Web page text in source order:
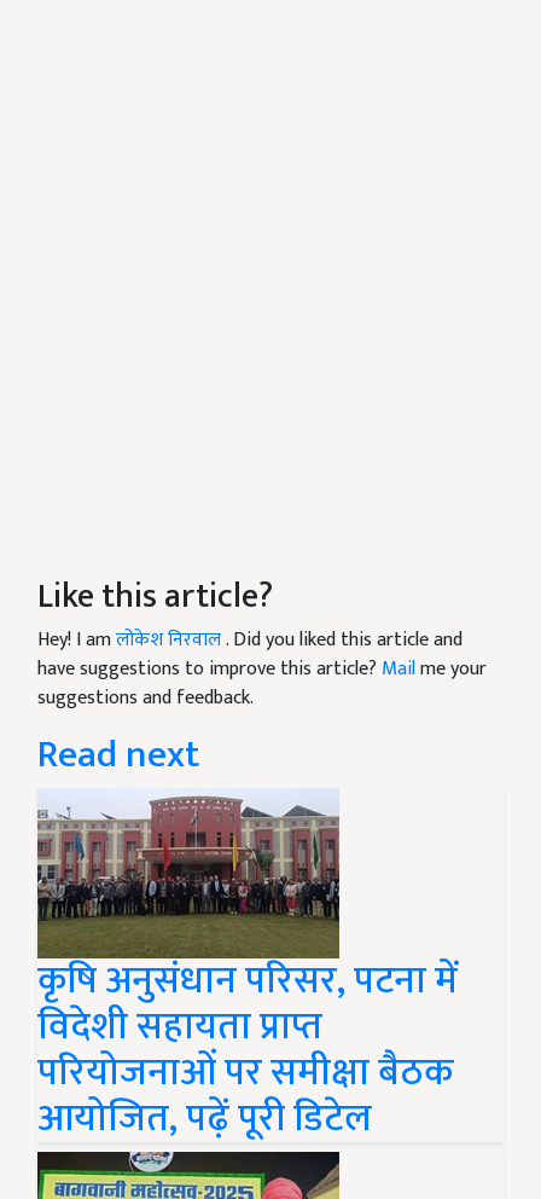
Like this article?
Hey! I amलोकेश निरवाल. Did you liked this article and
have suggestions to improve this article? Mailme your
suggestions and feedback.
Read next
कृषि अनुसंधान परिसर, पटना में
विदेशी सहायता प्राप्त
परियोजनाओं पर समीक्षा बैठक
आयोजित, पढ़ें पूरी डिटेल